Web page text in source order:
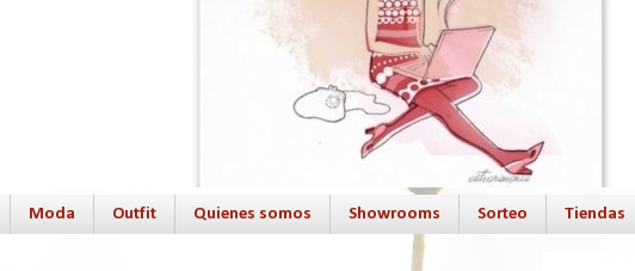
Moda Outfit Quienes somos Showrooms Sorteo Tiendas